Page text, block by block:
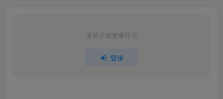
请登录后发表评论
登录